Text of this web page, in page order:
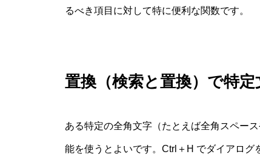
るべき項目に対して特に便利な関数です。
置換（検索と置換）で特
ある特定の全角文字（たとえば全角スペー
能を使うとよいです。Ctrl＋H でダイアログ